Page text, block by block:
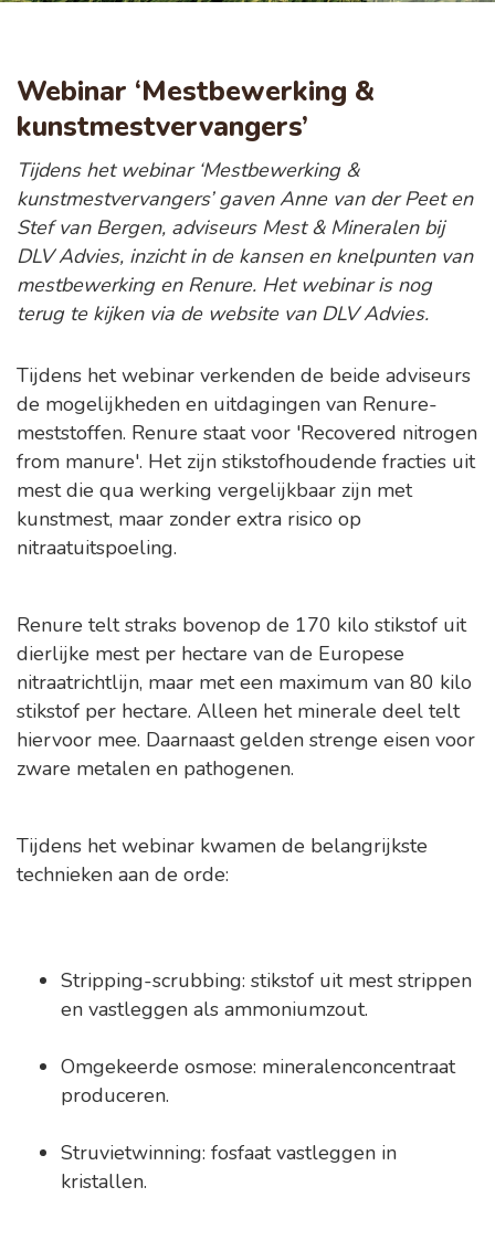
Webinar ‘Mestbewerking &
kunstmestvervangers’
Tijdens het webinar ‘Mestbewerking &
kunstmestvervangers’ gaven Anne van der Peet en
Stef van Bergen, adviseurs Mest & Mineralen bij
DLV Advies, inzicht in de kansen en knelpunten van
mestbewerking en Renure. Het webinar is nog
terug te kijken via de website van DLV Advies.
Tijdens het webinar verkenden de beide adviseurs
de mogelijkheden en uitdagingen van Renure-
meststoffen. Renure staat voor 'Recovered nitrogen
from manure'. Het zijn stikstofhoudende fracties uit
mest die qua werking vergelijkbaar zijn met
kunstmest, maar zonder extra risico op
nitraatuitspoeling.
Renure telt straks bovenop de 170 kilo stikstof uit
dierlijke mest per hectare van de Europese
nitraatrichtlijn, maar met een maximum van 80 kilo
stikstof per hectare. Alleen het minerale deel telt
hiervoor mee. Daarnaast gelden strenge eisen voor
zware metalen en pathogenen.
Tijdens het webinar kwamen de belangrijkste
technieken aan de orde:
Stripping-scrubbing: stikstof uit mest strippen
en vastleggen als ammoniumzout.
Omgekeerde osmose: mineralenconcentraat
produceren.
Struvietwinning: fosfaat vastleggen in
kristallen.